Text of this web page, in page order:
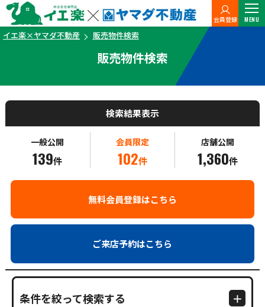
会員登録 MENU
イエ楽×ヤマダ不動産 販売物件検索
販売物件検索
検索結果表示
一般公開
139件
会員限定
102件
店舗公開
1,360件
無料会員登録はこちら
ご来店予約はこちら
条件を絞って検索する